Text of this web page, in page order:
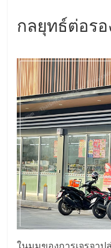
กลยุทธ์ต่อร
ในมุมของการเจรจา